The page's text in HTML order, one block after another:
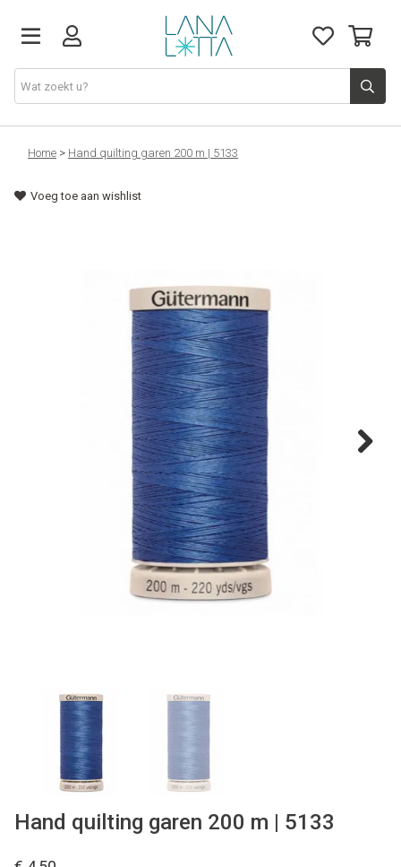
Stoffen
Fournituren
Home > Hand quilting garen 200 m | 5133
Voeg toe aan wishlist
Hand quilting garen 200 m | 5133